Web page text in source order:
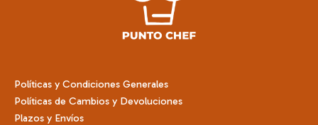
Políticas y Condiciones Generales
Políticas de Cambios y Devoluciones
Plazos y Envíos